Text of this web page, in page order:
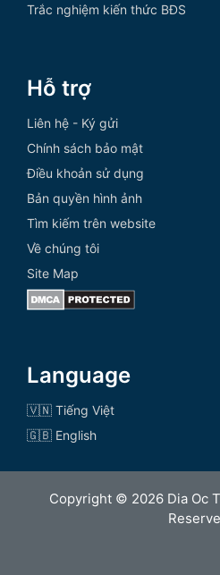
Trắc nghiệm kiến thức BĐS
Hỗ trợ
Liên hệ - Ký gửi
Chính sách bảo mật
Điều khoản sử dụng
Bản quyền hình ảnh
Tìm kiếm trên website
Về chúng tôi
Site Map
Language
🇻🇳 Tiếng Việt
🇬🇧 English
Copyright © 2026 Dia Oc